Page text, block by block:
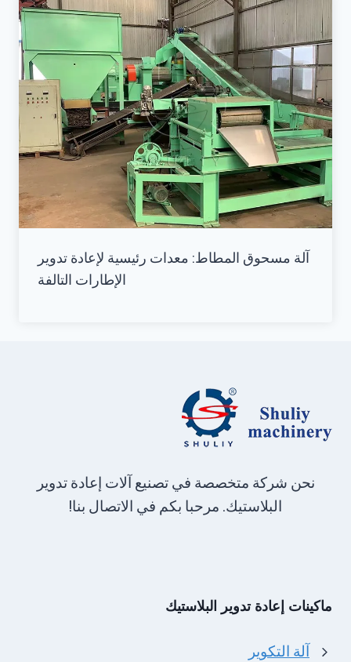
آلة مسحوق المطاط: معدات رئيسية لإعادة تدوير
الإطارات التالفة
نحن شركة متخصصة في تصنيع آلات إعادة تدوير
البلاستيك. مرحبا بكم في الاتصال بنا!
ماكينات إعادة تدوير البلاستيك
آلة التكوير